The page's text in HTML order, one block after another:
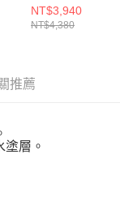
WPA~VETIVER
休閒鞋 74344339
NT$3,940
NT$4,380
推薦
層。